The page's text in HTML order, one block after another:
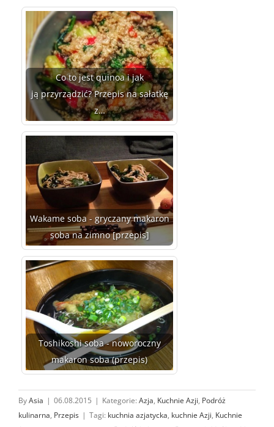
Co to jest quinoa i jak
ją przyrządzić? Przepis na sałatkę
z…
Wakame soba - gryczany makaron
soba na zimno [przepis]
Toshikoshi soba - noworoczny
makaron soba (przepis)
ByAsia | 06.08.2015 | Kategorie: Azja, Kuchnie Azji, Podróż
kulinarna, Przepis | Tagi: kuchnia azjatycka, kuchnie Azji, Kuchnie